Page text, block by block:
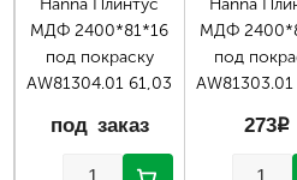
Hanna Плинтус
МДФ 2400*81*16
под покраску
AW81304.01 61,03
под заказ
Hanna
МДФ
под
273p